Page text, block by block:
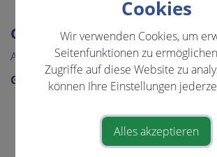
GEMEINDE &
Aktuelles
Gemeinde
GR-Sitzungsprotokolle
Cookies
Wir verwenden Cookies, um
Seitenfunktionen zu
Zugriffe auf diese Website zu
können Ihre Einstellungen
Alles akzeptieren